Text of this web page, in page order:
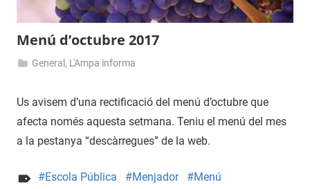
Menú d’octubre 2017
d'octubre
General , L'Ampa informa
Us avisem d’una rectificació del menú d’octubre que
afecta només aquesta setmana. Teniu el menú del mes
a la pestanya “descàrregues” de la web.
Escola Pública Menjador Menú